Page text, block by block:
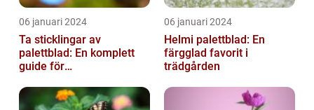
06 januari 2024
Ta sticklingar av
palettblad: En komplett
guide för
06 januari 2024
Helmi palettblad: En
färgglad favorit i
trädgården